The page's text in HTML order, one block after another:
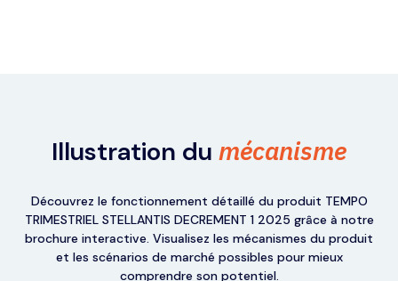
Illustration du mécanisme
Découvrez le fonctionnement détaillé du produit TEMPO
TRIMESTRIEL STELLANTIS DECREMENT 1 2025 grâce à notre
brochure interactive. Visualisez les mécanismes du produit
et les scénarios de marché possibles pour mieux
comprendre son potentiel.